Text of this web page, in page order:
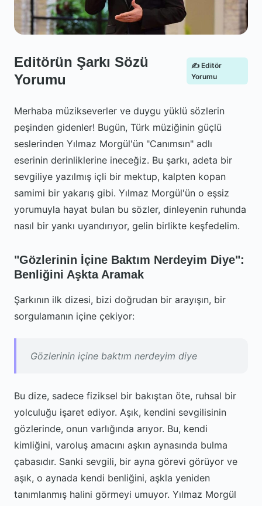
Editörün Şarkı Sözü
Yorumu
✍️ Editör
Yorumu
Merhaba müzikseverler ve duygu yüklü sözlerin
peşinden gidenler! Bugün, Türk müziğinin güçlü
seslerinden Yılmaz Morgül'ün "Canımsın" adlı
eserinin derinliklerine ineceğiz. Bu şarkı, adeta bir
sevgiliye yazılmış içli bir mektup, kalpten kopan
samimi bir yakarış gibi. Yılmaz Morgül'ün o eşsiz
yorumuyla hayat bulan bu sözler, dinleyenin ruhunda
nasıl bir yankı uyandırıyor, gelin birlikte keşfedelim.
"Gözlerinin İçine Baktım Nerdeyim Diye":
Benliğini Aşkta Aramak
Şarkının ilk dizesi, bizi doğrudan bir arayışın, bir
sorgulamanın içine çekiyor:
Gözlerinin içine baktım nerdeyim diye
Bu dize, sadece fiziksel bir bakıştan öte, ruhsal bir
yolculuğu işaret ediyor. Aşık, kendini sevgilisinin
gözlerinde, onun varlığında arıyor. Bu, kendi
kimliğini, varoluş amacını aşkın aynasında bulma
çabasıdır. Sanki sevgili, bir ayna görevi görüyor ve
aşık, o aynada kendi benliğini, aşkla yeniden
tanımlanmış halini görmeyi umuyor. Yılmaz Morgül